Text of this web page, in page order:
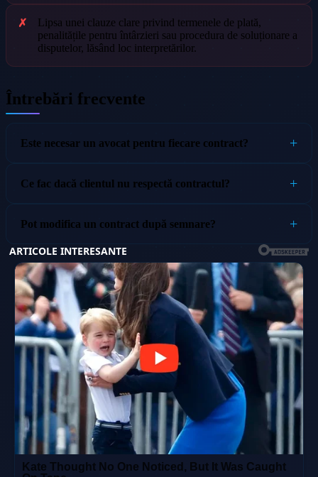
Lipsa unei clauze clare privind termenele de plată,
penalitățile pentru întârzieri sau procedura de soluționare a
disputelor, lăsând loc interpretărilor.
Întrebări frecvente
Este necesar un avocat pentru fiecare contract?
Ce fac dacă clientul nu respectă contractul?
Pot modifica un contract după semnare?